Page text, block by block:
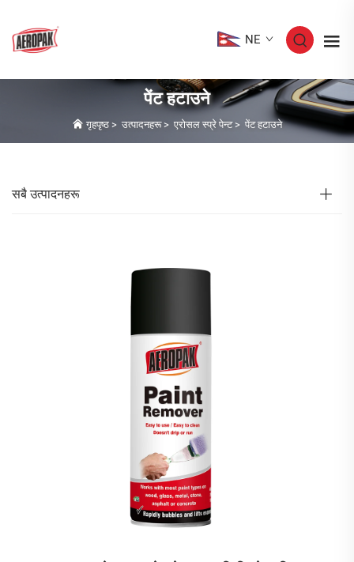
NE
पेंट हटाउने
गृहपृष्ठ > उत्पादनहरू> एरोसल स्प्रे पेन्ट> पेंट हटाउने
सबै उत्पादनहरू